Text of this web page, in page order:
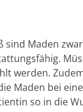
sind Maden
werden.
Maden bei
so in die